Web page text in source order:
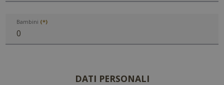
Bambini
DATI PERSONALI